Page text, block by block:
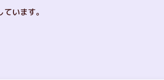
います。